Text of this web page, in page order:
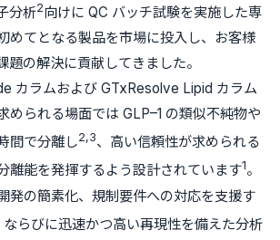
分析2向けに QC バッチ試験を実施した専
めてとなる製品を市場に投入し、お客様
題の解決に貢献してきました。
カラムおよび GTxResolve Lipid カラム
められる場面では GLP–1 の類似不純物や
間で分離し2,3、高い信頼性が求められる
離能を発揮するよう設計されています1。
発の簡素化、規制要件への対応を支援す
ならびに迅速かつ高い再現性を備えた分析